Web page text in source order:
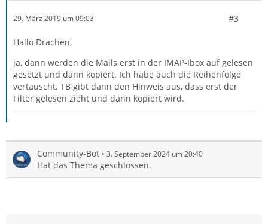
29. März 2019 um 09:03 #3
Hallo Drachen,
ja, dann werden die Mails erst in der IMAP-Ibox auf gelesen
gesetzt und dann kopiert. Ich habe auch die Reihenfolge
vertauscht. TB gibt dann den Hinweis aus, dass erst der
Filter gelesen zieht und dann kopiert wird.
Community-Bot 3. September 2024 um 20:40
Hat das Thema geschlossen.